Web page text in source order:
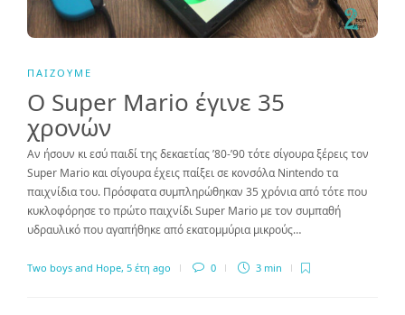
ΠΑΊΖΟΥΜΕ
Ο Super Mario έγινε 35
χρονών
Αν ήσουν κι εσύ παιδί της δεκαετίας ’80-’90 τότε σίγουρα ξέρεις τον
Super Mario και σίγουρα έχεις παίξει σε κονσόλα Nintendo τα
παιχνίδια του. Πρόσφατα συμπληρώθηκαν 35 χρόνια από τότε που
κυκλοφόρησε το πρώτο παιχνίδι Super Mario με τον συμπαθή
υδραυλικό που αγαπήθηκε από εκατομμύρια μικρούς…
Two boys and Hope, 5 έτη ago 0 3 min